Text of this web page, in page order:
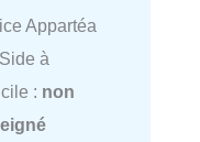
Appartéa
à
: non